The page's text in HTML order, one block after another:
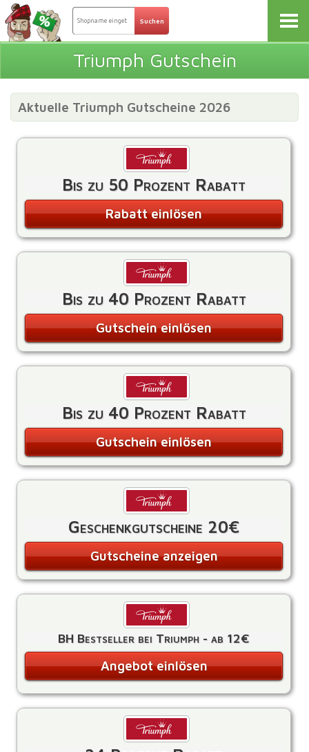
Triumph Gutschein
Aktuelle Triumph Gutscheine 2026
Bis zu 50 Prozent Rabatt
Rabatt einlösen
Bis zu 40 Prozent Rabatt
Gutschein einlösen
Bis zu 40 Prozent Rabatt
Gutschein einlösen
Geschenkgutscheine 20€
Gutscheine anzeigen
BH Bestseller bei Triumph - ab 12€
Angebot einlösen